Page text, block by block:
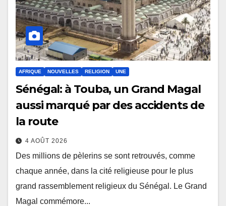
AFRIQUE NOUVELLES RELIGION UNE
Sénégal: à Touba, un Grand Magal
aussi marqué par des accidents de
la route
4 AOÛT 2026
Des millions de pèlerins se sont retrouvés, comme
chaque année, dans la cité religieuse pour le plus
grand rassemblement religieux du Sénégal. Le Grand
Magal commémore...